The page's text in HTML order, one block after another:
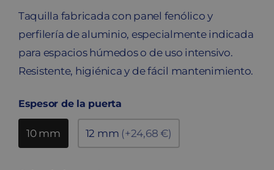
Taquilla fabricada con panel fenólico y
perfilería de aluminio, especialmente indicada
para espacios húmedos o de uso intensivo.
Resistente, higiénica y de fácil mantenimiento.
Espesor de la puerta
10 mm 12 mm (+24,68 €)